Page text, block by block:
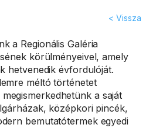
< Vissza
a Regionális Galéria
körülményeivel, amely
hetvenedik évfordulóját.
méltó történetet
a saját
középkori pincék,
bemutatótermek egyedi